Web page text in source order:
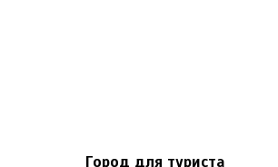
Город для туриста